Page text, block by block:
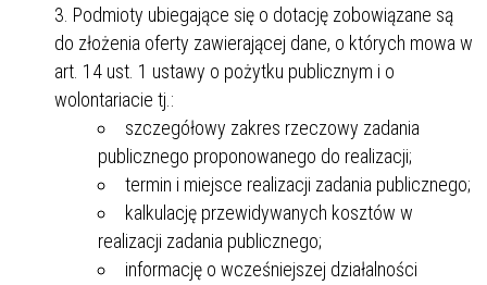
Podmioty ubiegające się o dotację zobowiązane są
do złożenia oferty zawierającej dane, o których mowa w
art. 14 ust. 1 ustawy o pożytku publicznym i o
wolontariacie tj.:
szczegółowy zakres rzeczowy zadania
publicznego proponowanego do realizacji;
termin i miejsce realizacji zadania publicznego;
kalkulację przewidywanych kosztów w
realizacji zadania publicznego;
informację o wcześniejszej działalności